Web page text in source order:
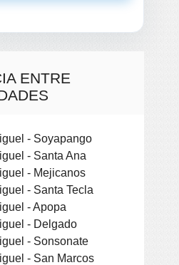
ENTRE
- Soyapango
- Santa Ana
- Mejicanos
- Santa Tecla
- Apopa
- Delgado
- Sonsonate
- San Marcos